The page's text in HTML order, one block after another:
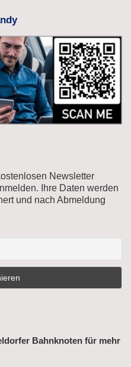
Newsletter
Ihre Daten werden
und nach Abmeldung
Bahnknoten für mehr